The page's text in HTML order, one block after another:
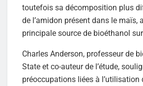
toutefois sa décomposition plus
de l’amidon présent dans le maïs,
principale source de bioéthanol
Charles Anderson, professeur de
State et co-auteur de l’étude,
préoccupations liées à